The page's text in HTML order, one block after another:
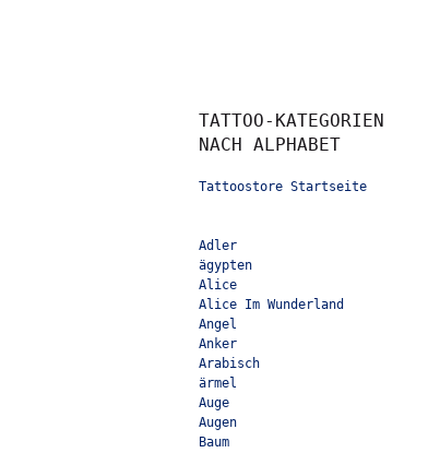
TATTOO-KATEGORIEN
NACH ALPHABET
Tattoostore Startseite
Adler
ägypten
Alice
Alice Im Wunderland
Angel
Anker
Arabisch
ärmel
Auge
Augen
Baum